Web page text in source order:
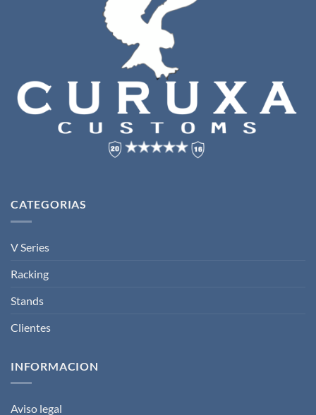
CATEGORIAS
V Series
Racking
Stands
Clientes
INFORMACION
Aviso legal